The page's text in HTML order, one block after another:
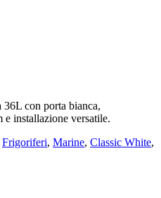
36L con porta bianca,
e installazione versatile.
Frigoriferi, Marine, Classic White,